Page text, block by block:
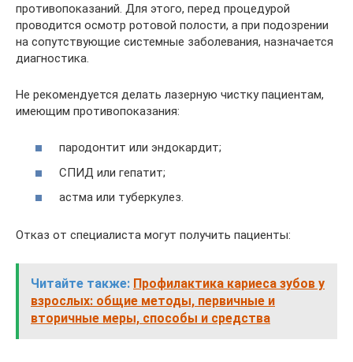
противопоказаний. Для этого, перед процедурой
проводится осмотр ротовой полости, а при подозрении
на сопутствующие системные заболевания, назначается
диагностика.
Не рекомендуется делать лазерную чистку пациентам,
имеющим противопоказания:
пародонтит или эндокардит;
СПИД или гепатит;
астма или туберкулез.
Отказ от специалиста могут получить пациенты:
Читайте также: Профилактика кариеса зубов у
взрослых: общие методы, первичные и
вторичные меры, способы и средства